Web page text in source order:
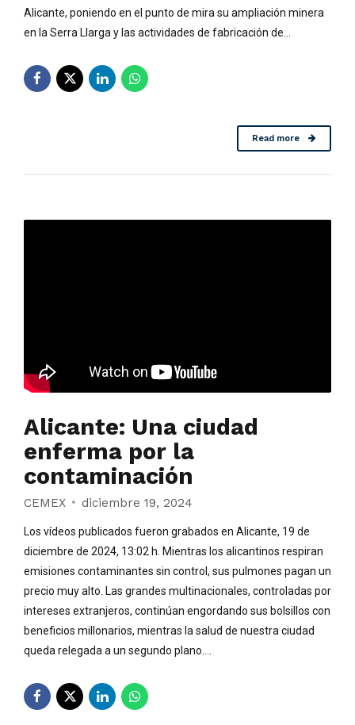
Alicante, poniendo en el punto de mira su ampliación minera
en la Serra Llarga y las actividades de fabricación de...
Read more
Alicante: Una ciudad
enferma por la
contaminación
CEMEX diciembre 19, 2024
Los vídeos publicados fueron grabados en Alicante, 19 de
diciembre de 2024, 13:02 h. Mientras los alicantinos respiran
emisiones contaminantes sin control, sus pulmones pagan un
precio muy alto. Las grandes multinacionales, controladas por
intereses extranjeros, continúan engordando sus bolsillos con
beneficios millonarios, mientras la salud de nuestra ciudad
queda relegada a un segundo plano....